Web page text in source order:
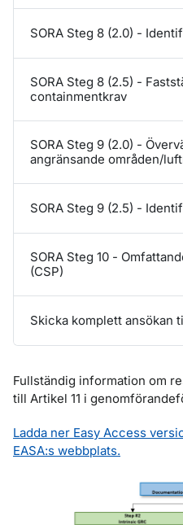
SORA Steg 8 (2.0) -
SORA Steg 8 (2.5) -
containmentkrav
SORA Steg 9 (2.0) -
angränsande områden/
SORA Steg 9 (2.5) -
SORA Steg 10 -
(CSP)
Skicka komplett ansökan
Fullständig information om
till Artikel 11 i
Ladda ner Easy Access
EASA:s webbplats.